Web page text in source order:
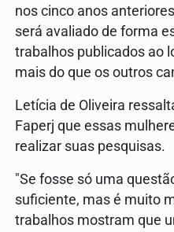
nos cinco anos
será avaliado de forma
trabalhos publicados ao
mais do que os outros
Letícia de Oliveira
Faperj que essas
realizar suas pesquisas.
"Se fosse só uma
suficiente, mas é muito
trabalhos mostram que